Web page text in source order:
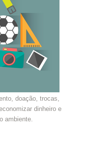
doação, trocas,
dinheiro e
ambiente.